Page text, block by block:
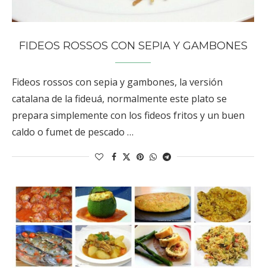
FIDEOS ROSSOS CON SEPIA Y GAMBONES
Fideos rossos con sepia y gambones, la versión
catalana de la fideuá, normalmente este plato se
prepara simplemente con los fideos fritos y un buen
caldo o fumet de pescado …